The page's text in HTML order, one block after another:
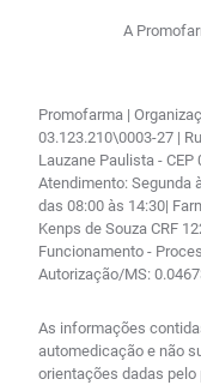
A
Promofarma |
03.123.210\0003-27 |
Lauzane Paulista - CEP
Atendimento: Segunda
das 08:00 às 14:30|
Kenps de Souza CRF
Funcionamento -
Autorização/MS:
As informações
automedicação e não
orientações dadas